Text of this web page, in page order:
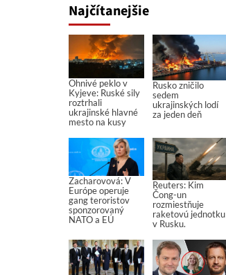
Najčítanejšie
Ohnivé peklo v
Kyjeve: Ruské sily
roztrhali
ukrajinské hlavné
mesto na kusy
Rusko zničilo
sedem
ukrajinských lodí
za jeden deň
Zacharovová: V
Európe operuje
gang teroristov
sponzorovaný
NATO a EÚ
Reuters: Kim
Čong-un
rozmiestňuje
raketovú jednotku
v Rusku.